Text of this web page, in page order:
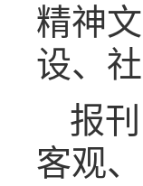
精神
设、
报
客观、